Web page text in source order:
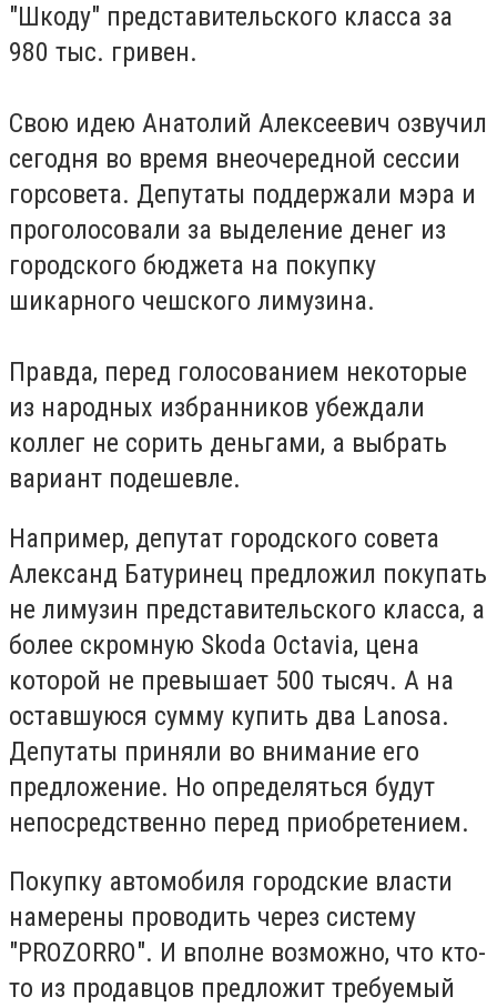
"Шкоду" представительского класса за
980 тыс. гривен.
Свою идею Анатолий Алексеевич озвучил
сегодня во время внеочередной сессии
горсовета. Депутаты поддержали мэра и
проголосовали за выделение денег из
городского бюджета на покупку
шикарного чешского лимузина.
Правда, перед голосованием некоторые
из народных избранников убеждали
коллег не сорить деньгами, а выбрать
вариант подешевле.
Например, депутат городского совета
Александ Батуринец предложил покупать
не лимузин представительского класса, а
более скромную Skoda Octavia, цена
которой не превышает 500 тысяч. А на
оставшуюся сумму купить два Lanosa.
Депутаты приняли во внимание его
предложение. Но определяться будут
непосредственно перед приобретением.
Покупку автомобиля городские власти
намерены проводить через систему
"PROZORRO". И вполне возможно, что кто-
то из продавцов предложит требуемый